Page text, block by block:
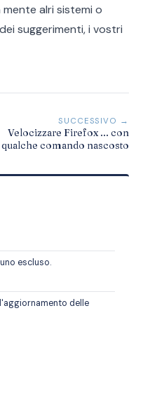
alri sistemi o
suggerimenti, i vostri
SUCCESSIVO →
Velocizzare Firefox ... con
qualche comando nascosto
escluso.
delle